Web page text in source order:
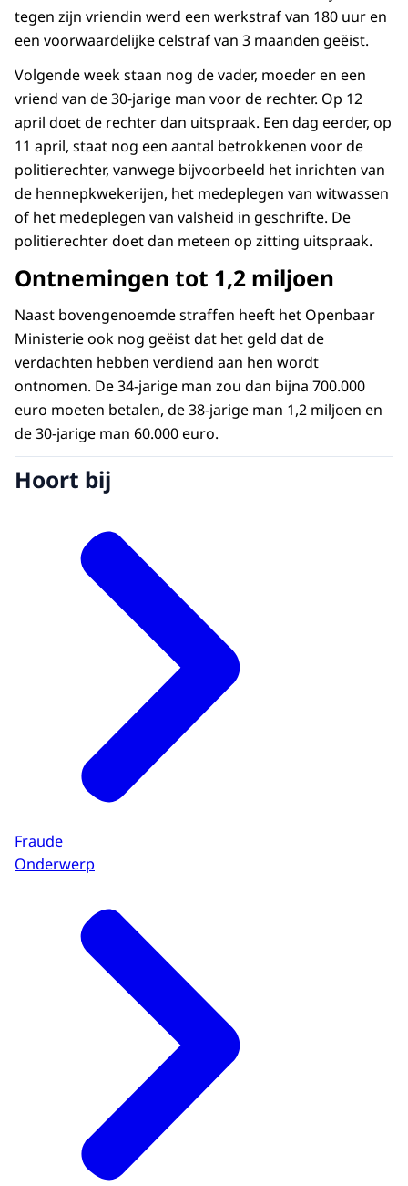
tegen zijn vriendin werd een werkstraf van 180 uur en
een voorwaardelijke celstraf van 3 maanden geëist.
Volgende week staan nog de vader, moeder en een
vriend van de 30-jarige man voor de rechter. Op 12
april doet de rechter dan uitspraak. Een dag eerder, op
11 april, staat nog een aantal betrokkenen voor de
politierechter, vanwege bijvoorbeeld het inrichten van
de hennepkwekerijen, het medeplegen van witwassen
of het medeplegen van valsheid in geschrifte. De
politierechter doet dan meteen op zitting uitspraak.
Ontnemingen tot 1,2 miljoen
Naast bovengenoemde straffen heeft het Openbaar
Ministerie ook nog geëist dat het geld dat de
verdachten hebben verdiend aan hen wordt
ontnomen. De 34-jarige man zou dan bijna 700.000
euro moeten betalen, de 38-jarige man 1,2 miljoen en
de 30-jarige man 60.000 euro.
Hoort bij
Fraude
Onderwerp